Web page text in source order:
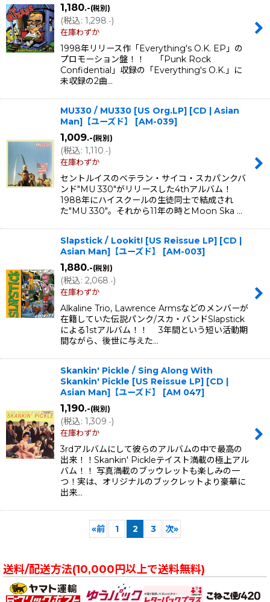
1,180.-(税別)
(税込: 1,298 .-)
在庫わずか
1998年リリース作「Everything's O.K. EP」の
プロモーション盤！！ 「Punk Rock
Confidential」収録の「Everything's O.K.」に
未収録の2曲…
MU330 / MU330 [US Org.LP] [CD | Asian
Man]【ユーズド】
[AM-039]
1,009.-(税別)
(税込: 1,110 .-)
在庫わずか
セントルイスのベテラン・サイコ・スカパンクバ
ンド"MU 330"がリリースした4thアルバム！
1988年にハイスクールの生徒同士で結成され
た"MU 330"。それから11年の時とMoon Ska …
Slapstick / Lookit! [US Reissue LP] [CD |
Asian Man]【ユーズド】
[AM-003]
1,880.-(税別)
(税込: 2,068 .-)
在庫わずか
Alkaline Trio, Lawrence Armsなどのメンバーが
在籍していた伝説パンク/スカ・バンドSlapstick
による1stアルバム！！ 3年間という短い活動期
間ながら、後世に与えた…
Skankin' Pickle / Sing Along With
Skankin' Pickle [US Reissue LP] [CD |
Asian Man]【ユーズド】
[AM 047]
1,190.-(税別)
(税込: 1,309 .-)
在庫わずか
3rdアルバムにして彼らのアルバムの中で最高の
出来！！Skankin' Pickleテイスト満載の極上アル
バム！！ 写真満載のブッウレットも楽しみの一
つ！実は、オリジナルのブックレットより豪華に
出来…
«前 1 2 3 次»
送料/配送方法(10,000円以上で送料無料)